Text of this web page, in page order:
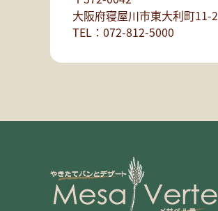
大阪府寝屋川市東大利町11-2
TEL：072-812-5000